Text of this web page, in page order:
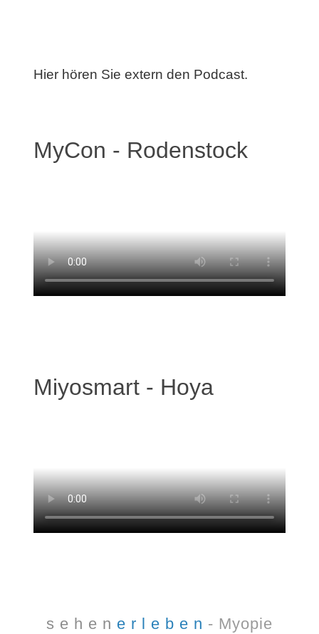
Hier hören Sie extern den Podcast.
MyCon - Rodenstock
Miyosmart - Hoya
s e h e n e r l e b e n - Myopie